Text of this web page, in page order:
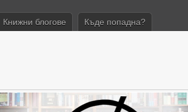
Книжни блогове Къде попадна?